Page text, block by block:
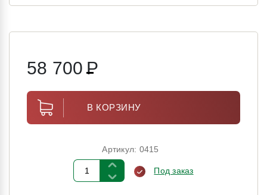
58 700 Р
В КОРЗИНУ
Артикул: 0415
Под заказ